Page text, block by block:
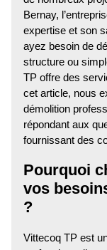
Bernay,
expertise et son
ayez besoin de
structure ou
TP offre des
cet article, nous
démolition
répondant aux
fournissant des
Pourquoi
vos
?
Vittecoq TP est